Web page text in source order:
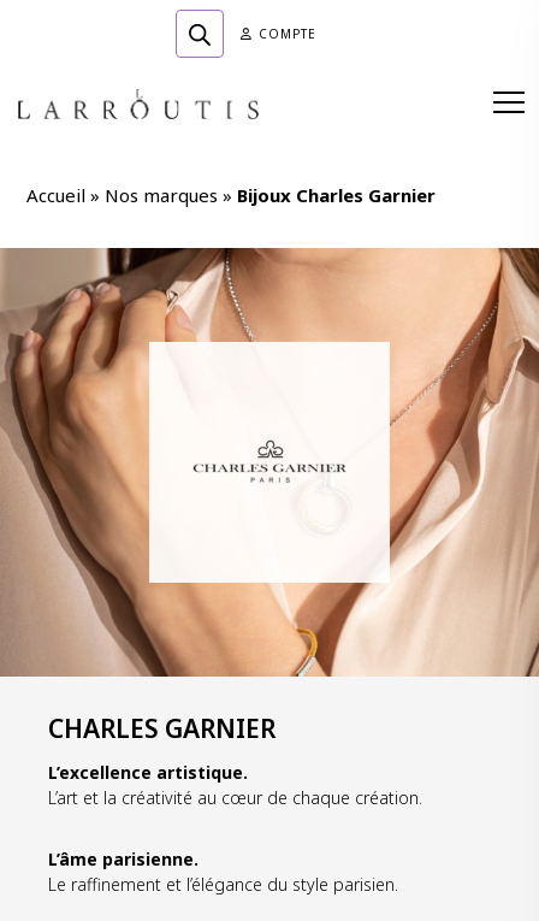
COMPTE
Accueil » Nos marques » Bijoux Charles Garnier
CHARLES GARNIER
L’excellence artistique.
L’art et la créativité au cœur de chaque création.
L’âme parisienne.
Le raffinement et l’élégance du style parisien.